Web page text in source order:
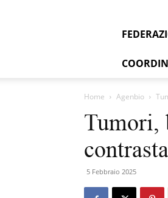
Home Agenbio
Tumori,
5 Febbraio 2025